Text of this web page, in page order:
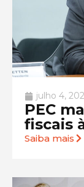
julho 4,
PEC
fiscais
Saiba mais